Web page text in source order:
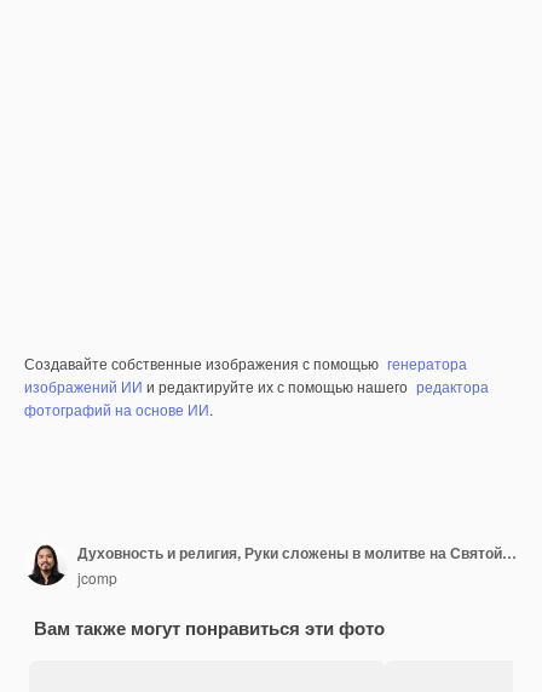
Создавайте собственные изображения с помощью генератора
изображений ИИ и редактируйте их с помощью нашего редактора
фотографий на основе ИИ.
Духовность и религия, Руки сложены в молитве на Святой Библии в церкви концепции для веры.
jcomp
Вам также могут понравиться эти фото